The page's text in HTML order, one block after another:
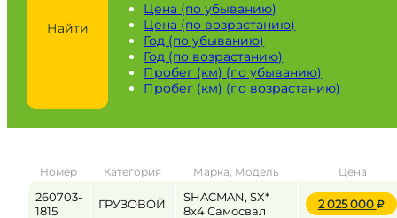
Город / регион
от до
Пробег / Наработка
Найти
Цена (по убыванию)
Цена (по возрастанию)
Год (по убыванию)
Год (по возрастанию)
Пробег (км) (по убыванию)
Пробег (км) (по возрастанию)
Номер Категория Марка, Модель Цена
260703-
1815
ГРУЗОВОЙ
SHACMAN, SX*
8x4 Самосвал
2 025 000